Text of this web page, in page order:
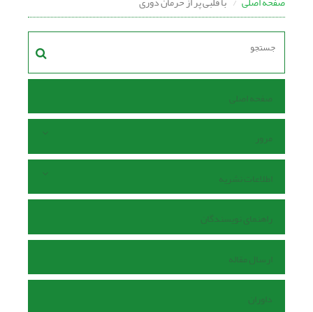
صفحه اصلی
مرور
اطلاعات نشریه
راهنمای نویسندگان
ارسال مقاله
داوران